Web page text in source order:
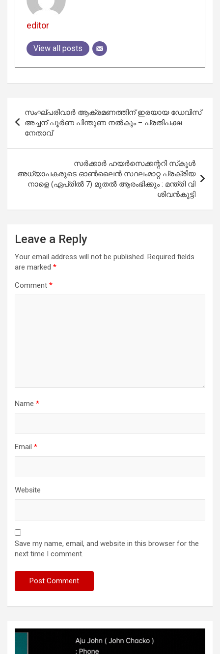
editor
View all posts
navigation
സംഘ്പരിവാര്‍ ആക്രമണത്തിന് ഇരയായ ഡേവിസ്
അച്ചന് പൂര്‍ണ പിന്തുണ നല്‍കും – പ്രതിപക്ഷ
നേതാവ്
സർക്കാർ ഹയർസെക്കന്ററി സ്‌കൂൾ
അധ്യാപകരുടെ ഓൺലൈൻ സ്ഥലംമാറ്റ പ്രക്രിയ
നാളെ (ഏപ്രിൽ 7) മുതൽ ആരംഭിക്കും : മന്ത്രി വി
ശിവൻകുട്ടി
Leave a Reply
Your email address will not be published. Required fields
are marked *
Comment *
Name *
Email *
Website
Save my name, email, and website in this browser for the
next time I comment.